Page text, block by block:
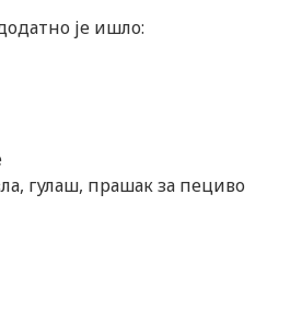
је ишло:
гулаш, прашак за пециво